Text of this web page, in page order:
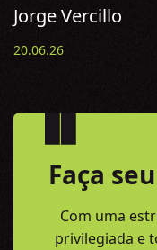
Jorge Vercillo
20.06.26
Faça
Com uma
privilegiada e